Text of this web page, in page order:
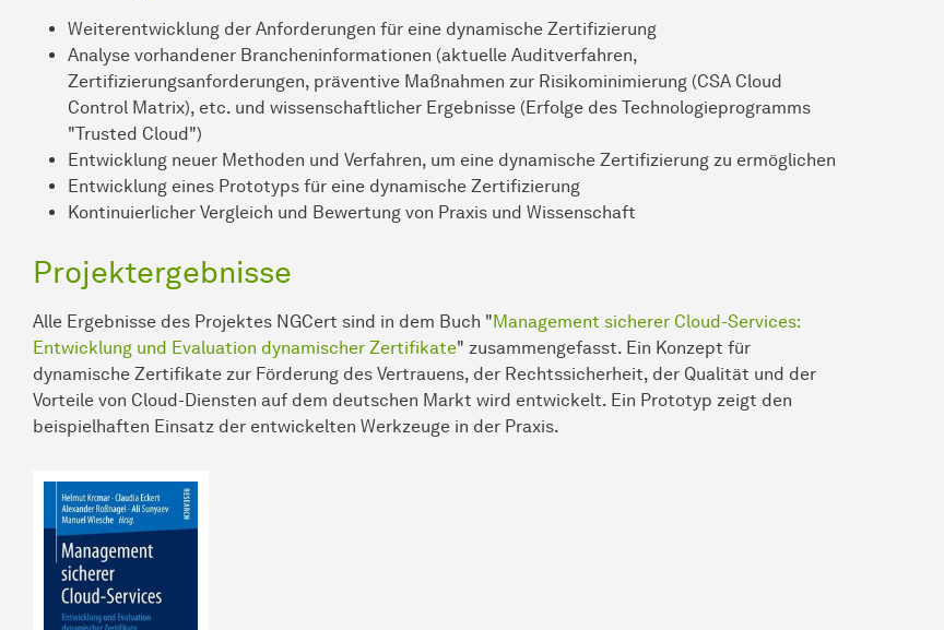
Weiterentwicklung der Anforderungen für eine dynamische Zertifizierung
Analyse vorhandener Brancheninformationen (aktuelle Auditverfahren,
Zertifizierungsanforderungen, präventive Maßnahmen zur Risikominimierung (CSA Cloud
Control Matrix), etc. und wissenschaftlicher Ergebnisse (Erfolge des Technologieprogramms
"Trusted Cloud")
Entwicklung neuer Methoden und Verfahren, um eine dynamische Zertifizierung zu ermöglichen
Entwicklung eines Prototyps für eine dynamische Zertifizierung
Kontinuierlicher Vergleich und Bewertung von Praxis und Wissenschaft
Projektergebnisse
Alle Ergebnisse des Projektes NGCert sind in dem Buch " Management sicherer Cloud-Services:
Entwicklung und Evaluation dynamischer Zertifikate" zusammengefasst. Ein Konzept für
dynamische Zertifikate zur Förderung des Vertrauens, der Rechtssicherheit, der Qualität und der
Vorteile von Cloud-Diensten auf dem deutschen Markt wird entwickelt. Ein Prototyp zeigt den
beispielhaften Einsatz der entwickelten Werkzeuge in der Praxis.